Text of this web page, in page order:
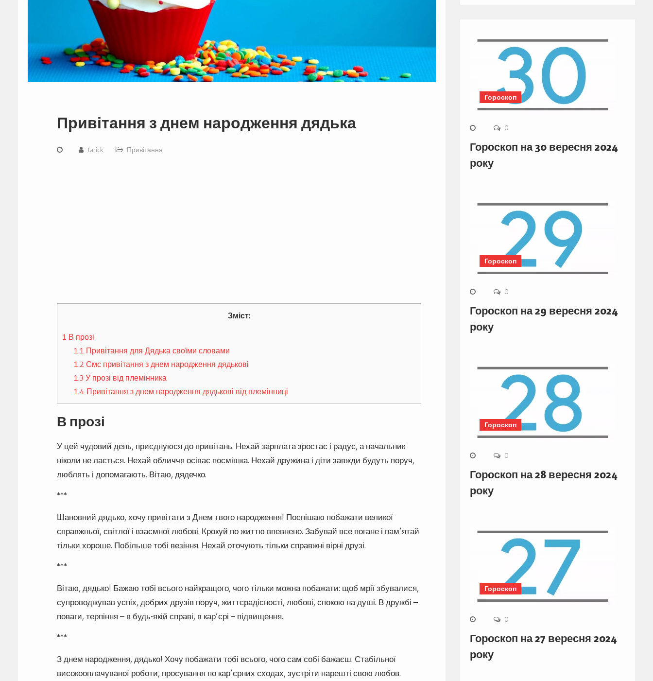
Привітання з днем народження дядька
tarick Привітання
Зміст:
1 В прозі
1.1 Привітання для Дядька своїми словами
1.2 Смс привітання з днем народження дядькові
1.3 У прозі від племінника
1.4 Привітання з днем народження дядькові від племінниці
В прозі
У цей чудовий день, приєднуюся до привітань. Нехай зарплата зростає і радує, а начальник
ніколи не лається. Нехай обличчя осіває посмішка. Нехай дружина і діти завжди будуть поруч,
люблять і допомагають. Вітаю, дядечко.
***
Шановний дядько, хочу привітати з Днем твого народження! Поспішаю побажати великої
справжньої, світлої і взаємної любові. Крокуй по життю впевнено. Забувай все погане і пам’ятай
тільки хороше. Побільше тобі везіння. Нехай оточують тільки справжні вірні друзі.
***
Вітаю, дядько! Бажаю тобі всього найкращого, чого тільки можна побажати: щоб мрії збувалися,
супроводжував успіх, добрих друзів поруч, життєрадісності, любові, спокою на душі. В дружбі –
поваги, терпіння – в будь-якій справі, в кар’єрі – підвищення.
***
З днем народження, дядько! Хочу побажати тобі всього, чого сам собі бажаєш. Стабільної
високооплачуваної роботи, просування по кар’єрних сходах, зустріти нарешті свою любов.
Гороскоп
0
Гороскоп на 30 вересня 2024
року
Гороскоп
0
Гороскоп на 29 вересня 2024
року
Гороскоп
0
Гороскоп на 28 вересня 2024
року
Гороскоп
0
Гороскоп на 27 вересня 2024
року